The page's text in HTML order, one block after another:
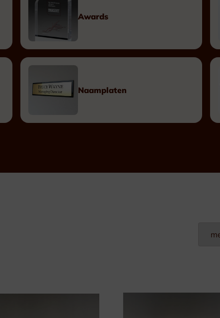
Kunststof
Plaketten
Tombstones
Naamplaten
Awards
Naamplaten